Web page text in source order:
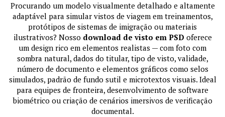
Procurando um modelo visualmente detalhado e altamente
adaptável para simular vistos de viagem em treinamentos,
protótipos de sistemas de imigração ou materiais
ilustrativos? Nosso download de visto em PSD oferece
um design rico em elementos realistas — com foto com
sombra natural, dados do titular, tipo de visto, validade,
número de documento e elementos gráficos como selos
simulados, padrão de fundo sutil e microtextos visuais. Ideal
para equipes de fronteira, desenvolvimento de software
biométrico ou criação de cenários imersivos de verificação
documental.